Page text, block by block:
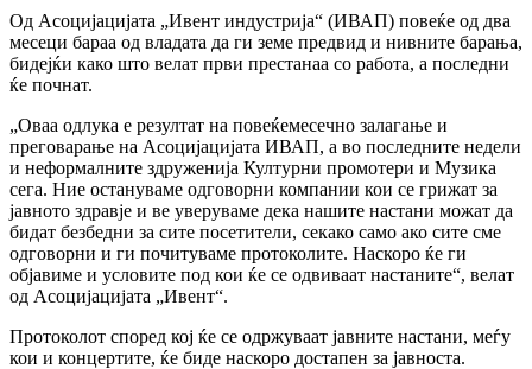
Од Асоцијацијата „Ивент индустрија“ (ИВАП) повеќе од два
месеци бараа од владата да ги земе предвид и нивните барања,
бидејќи како што велат први престанаа со работа, а последни
ќе почнат.
„Оваа одлука е резултат на повеќемесечно залагање и
преговарање на Асоцијацијата ИВАП, а во последните недели
и неформалните здруженија Културни промотери и Музика
сега. Ние остануваме одговорни компании кои се грижат за
јавното здравје и ве уверуваме дека нашите настани можат да
бидат безбедни за сите посетители, секако само ако сите сме
одговорни и ги почитуваме протоколите. Наскоро ќе ги
објавиме и условите под кои ќе се одвиваат настаните“, велат
од Асоцијацијата „Ивент“.
Протоколот според кој ќе се одржуваат јавните настани, меѓу
кои и концертите, ќе биде наскоро достапен за јавноста.